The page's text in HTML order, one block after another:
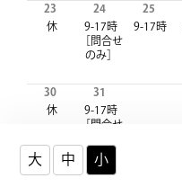
大 中 小
23 24 25
休
9-17時
［問合せ
のみ］
9-17時
30
31
休
9-17時
［問合せ